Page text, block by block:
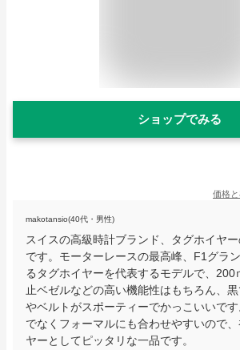
ショップでみる
価格
makotansio(40代・男性)
スイスの高級時計ブランド、タグホイヤ
です。モーターレースの最高峰、F1グラ
るタグホイヤーを代表するモデルで、200
止ベゼルなどの高い機能性はもちろん、
やベルトがスポーティーでかっこいいで
でなくフォーマルにも合わせやすいので
ヤーとしてピッタリな一品です。